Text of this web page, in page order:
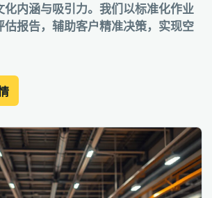
化内涵与吸引力。我们以标准化作业
估报告，辅助客户精准决策，实现空